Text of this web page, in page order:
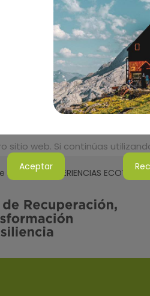
de EXPERIENCIAS
web. Si continúas
Aceptar